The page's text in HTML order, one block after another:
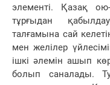
элементі. Қазақ
тұрғыдан
талғамына сай
мен желілер
ішкі әлемін ашып
болып саналады.